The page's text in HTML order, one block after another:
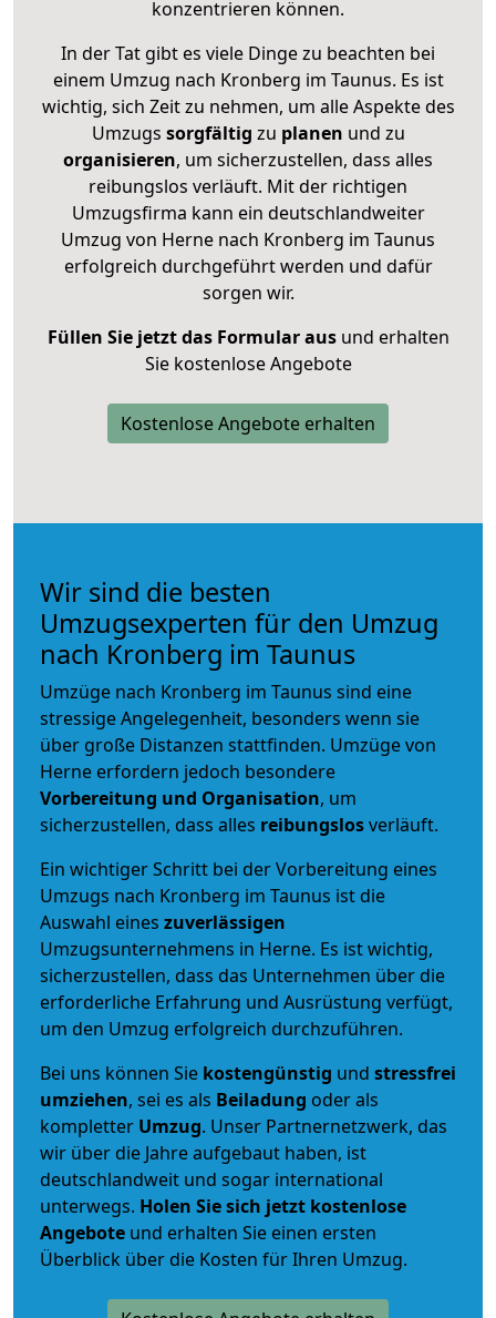
konzentrieren können.
In der Tat gibt es viele Dinge zu beachten bei
einem Umzug nach Kronberg im Taunus. Es ist
wichtig, sich Zeit zu nehmen, um alle Aspekte des
Umzugs sorgfältig zu planen und zu
organisieren, um sicherzustellen, dass alles
reibungslos verläuft. Mit der richtigen
Umzugsfirma kann ein deutschlandweiter
Umzug von Herne nach Kronberg im Taunus
erfolgreich durchgeführt werden und dafür
sorgen wir.
Füllen Sie jetzt das Formular ausund erhalten
Sie kostenlose Angebote
Kostenlose Angebote erhalten
Wir sind die besten
Umzugsexperten für den Umzug
nach Kronberg im Taunus
Umzüge nach Kronberg im Taunus sind eine
stressige Angelegenheit, besonders wenn sie
über große Distanzen stattfinden. Umzüge von
Herne erfordern jedoch besondere
Vorbereitung und Organisation, um
sicherzustellen, dass alles reibungslosverläuft.
Ein wichtiger Schritt bei der Vorbereitung eines
Umzugs nach Kronberg im Taunus ist die
Auswahl eines zuverlässigen
Umzugsunternehmens in Herne. Es ist wichtig,
sicherzustellen, dass das Unternehmen über die
erforderliche Erfahrung und Ausrüstung verfügt,
um den Umzug erfolgreich durchzuführen.
Bei uns können Sie kostengünstig und stressfrei
umziehen, sei es als Beiladung oder als
kompletter Umzug. Unser Partnernetzwerk, das
wir über die Jahre aufgebaut haben, ist
deutschlandweit und sogar international
unterwegs. Holen Sie sich jetzt kostenlose
Angebote und erhalten Sie einen ersten
Überblick über die Kosten für Ihren Umzug.